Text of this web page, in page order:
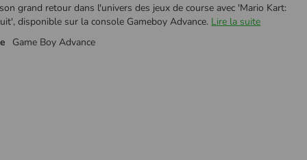
grand retour dans l'univers des jeux de course avec 'Mario Kart:
disponible sur la console Gameboy Advance. Lire la suite
Game Boy Advance